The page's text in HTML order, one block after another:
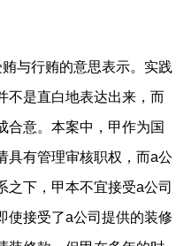
与行贿的意思表示。实践
不是直白地表达出来，而
合意。本案中，甲作为国
具有管理审核职权，而a公
之下，甲本不宜接受a公司
使接受了a公司提供的装修